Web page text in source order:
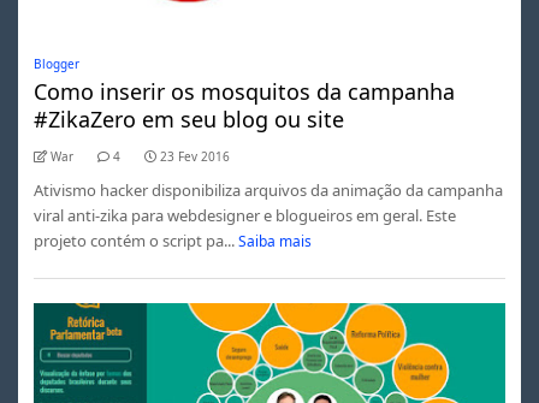
Blogger
Como inserir os mosquitos da campanha
#ZikaZero em seu blog ou site
War 4 23 Fev 2016
Ativismo hacker disponibiliza arquivos da animação da campanha
viral anti-zika para webdesigner e blogueiros em geral. Este
projeto contém o script pa... Saiba mais